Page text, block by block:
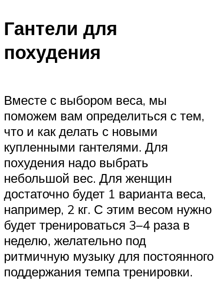
Гантели для
похудения
Вместе с выбором веса, мы
поможем вам определиться с тем,
что и как делать с новыми
купленными гантелями. Для
похудения надо выбрать
небольшой вес. Для женщин
достаточно будет 1 варианта веса,
например, 2 кг. С этим весом нужно
будет тренироваться 3–4 раза в
неделю, желательно под
ритмичную музыку для постоянного
поддержания темпа тренировки.